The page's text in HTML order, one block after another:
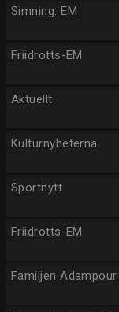
Simning: EM
Friidrotts-EM
Aktuellt
Kulturnyheterna
Sportnytt
Friidrotts-EM
Familjen Adampour